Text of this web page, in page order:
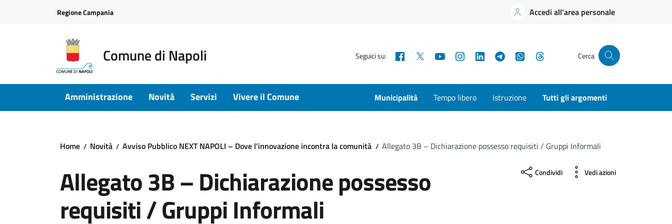
Regione Campania Accedi all'area personale
Comune di Napoli Seguici su: Facebook YouTubeInstagramLinkedInTelegramWhatsApp Cerca
Amministrazione Novità Servizi Vivere il Comune Municipalità Tempo libero Istruzione Tutti gli argomenti
Home Novità Avviso Pubblico NEXT NAPOLI – Dove l’innovazione incontra la comunità Allegato 3B – Dichiarazione possesso requisiti / Gruppi Informali
Allegato 3B – Dichiarazione possesso
requisiti / Gruppi Informali
Condividi Vedi azioni